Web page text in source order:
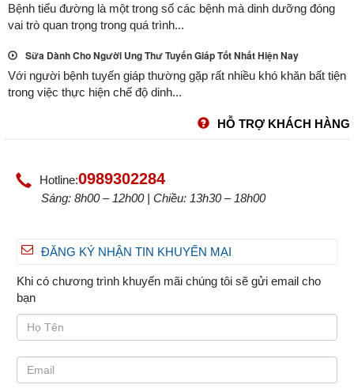
Bệnh tiểu đường là một trong số các bệnh mà dinh dưỡng đóng
vai trò quan trọng trong quá trình...
Sữa Dành Cho Người Ung Thư Tuyến Giáp Tốt Nhất Hiện Nay
Với người bệnh tuyến giáp thường gặp rất nhiều khó khăn bất tiện
trong việc thực hiện chế độ dinh...
HỖ TRỢ KHÁCH HÀNG
Hotline:0989302284
Sáng: 8h00 – 12h00 | Chiều: 13h30 – 18h00
ĐĂNG KÝ NHẬN TIN KHUYẾN MẠI
Khi có chương trình khuyến mãi chúng tôi sẽ gửi email cho
bạn